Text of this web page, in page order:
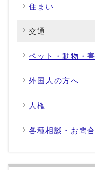
住まい
交通
ペット・動物・
外国人の方へ
人権
各種相談・お問